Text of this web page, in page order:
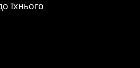
їхнього